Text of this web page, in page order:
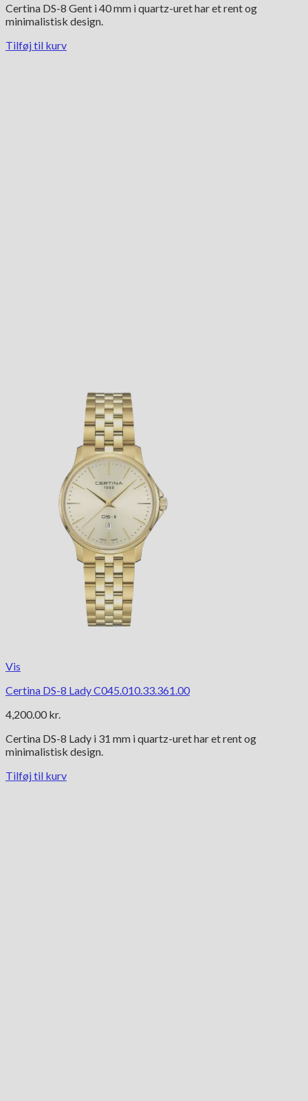
Certina DS-8 Gent i 40 mm i quartz-uret har et rent og
minimalistisk design.
Tilføj til kurv
Vis
Certina DS-8 Lady C045.010.33.361.00
4,200.00 kr.
Certina DS-8 Lady i 31 mm i quartz-uret har et rent og
minimalistisk design.
Tilføj til kurv